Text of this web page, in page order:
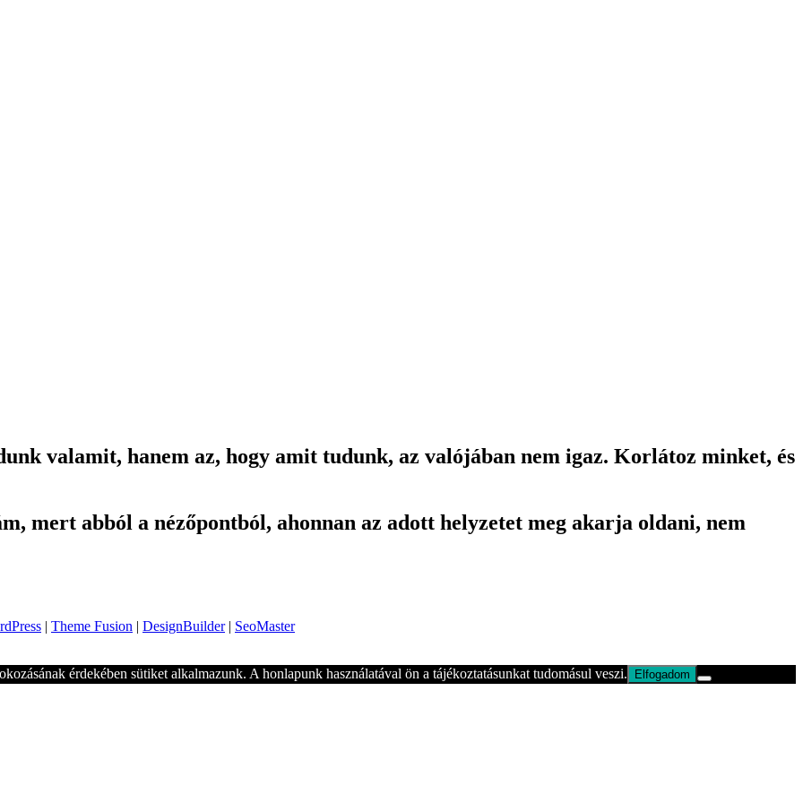
valamit, hanem az, hogy amit tudunk, az valójában nem igaz. Korlátoz minket, és
mert abból a nézőpontból, ahonnan az adott helyzetet meg akarja oldani, nem
| Theme Fusion | DesignBuilder| SeoMaster
érdekében sütiket alkalmazunk. A honlapunk használatával ön a tájékoztatásunkat tudomásul veszi.
Elfogadom